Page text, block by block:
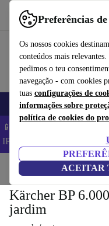
Preferências
Os nossos cookies
conteúdos mais
pedimos o teu
navegação - com cookies
tuas configurações de
informações sobre
política de cookies do
ACEITAR
Use o refurbed de forma
Telemóveis Computadores
📱 Poupa 5% EXTRA em
IPHONEDEAL –
Início Jardim
Kärcher BP
jardim